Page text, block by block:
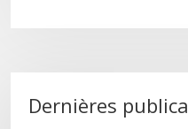
Dernières